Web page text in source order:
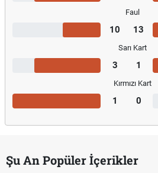
Faul
10 13
Sarı Kart
3 1
Kırmızı Kart
1 0
Şu An Popüler İçerikler